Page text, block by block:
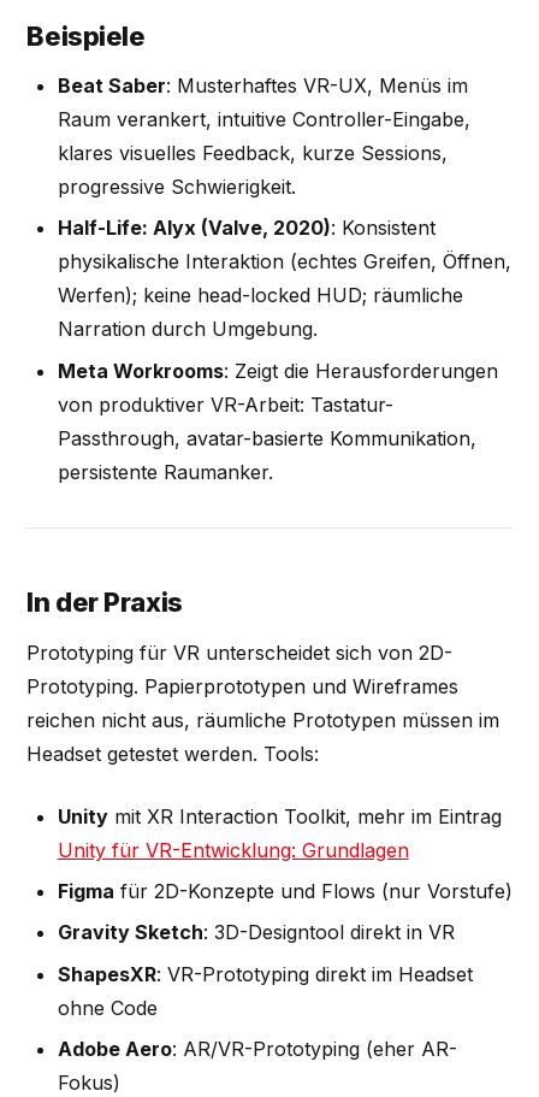
Beispiele
Beat Saber: Musterhaftes VR-UX, Menüs im
Raum verankert, intuitive Controller-Eingabe,
klares visuelles Feedback, kurze Sessions,
progressive Schwierigkeit.
Half-Life: Alyx (Valve, 2020): Konsistent
physikalische Interaktion (echtes Greifen, Öffnen,
Werfen); keine head-locked HUD; räumliche
Narration durch Umgebung.
Meta Workrooms: Zeigt die Herausforderungen
von produktiver VR-Arbeit: Tastatur-
Passthrough, avatar-basierte Kommunikation,
persistente Raumanker.
In der Praxis
Prototyping für VR unterscheidet sich von 2D-
Prototyping. Papierprototypen und Wireframes
reichen nicht aus, räumliche Prototypen müssen im
Headset getestet werden. Tools:
Unitymit XR Interaction Toolkit, mehr im Eintrag
Unity für VR-Entwicklung: Grundlagen
Figma für 2D-Konzepte und Flows (nur Vorstufe)
Gravity Sketch: 3D-Designtool direkt in VR
ShapesXR: VR-Prototyping direkt im Headset
ohne Code
Adobe Aero: AR/VR-Prototyping (eher AR-
Fokus)